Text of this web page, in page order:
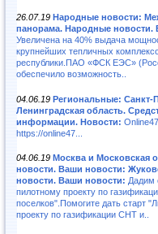
26.07.19 Народные новости:
панорама. Народные новости.
Увеличена на 40% выдача
крупнейших тепличных
республики.ПАО «ФСК ЕЭС»
обеспечило возможность..
04.06.19 Региональные: Санкт-
Ленинградская область.
информации. Новости:
https://online47...
04.06.19 Москва и Московская
новости. Ваши новости:
новости. Ваши новости: Дадим
пилотному проекту по
поселков".Помогите дать старт
проекту по газификации СНТ и..